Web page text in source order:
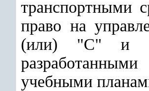
транспортными
право на
(или) "С" и
учебными